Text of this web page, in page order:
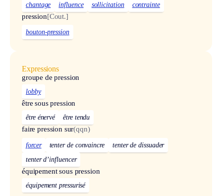
chantage influence sollicitation contrainte
pression[Cout.]
bouton-pression
Expressions
groupe de pression
lobby
être sous pression
être énervé être tendu
faire pression sur(qqn)
forcer tenter de convaincre
tenter de dissuader
tenter d’influencer
équipement sous pression
équipement pressurisé